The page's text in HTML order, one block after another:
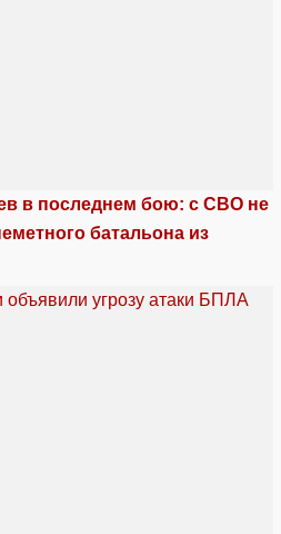
в последнем бою: с СВО не
батальона из